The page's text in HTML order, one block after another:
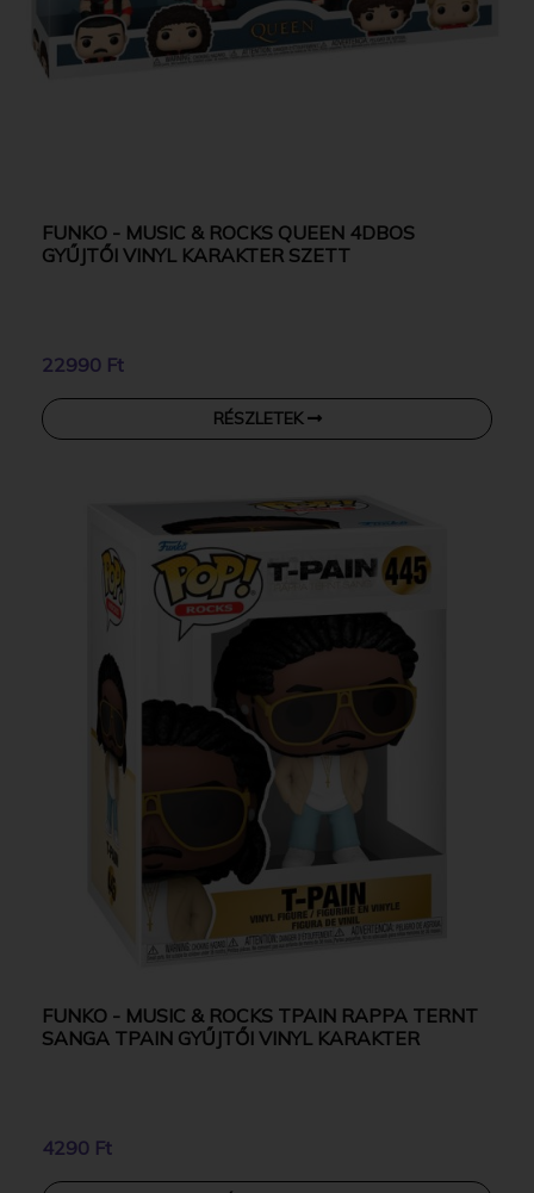
FUNKO - MUSIC & ROCKS QUEEN 4DBOS
GYŰJTŐI VINYL KARAKTER SZETT
22990 Ft
RÉSZLETEK
FUNKO - MUSIC & ROCKS TPAIN RAPPA TERNT
SANGA TPAIN GYŰJTŐI VINYL KARAKTER
4290 Ft